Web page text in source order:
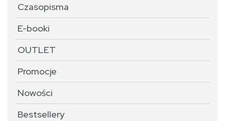
Czasopisma
E-booki
OUTLET
Promocje
Nowości
Bestsellery